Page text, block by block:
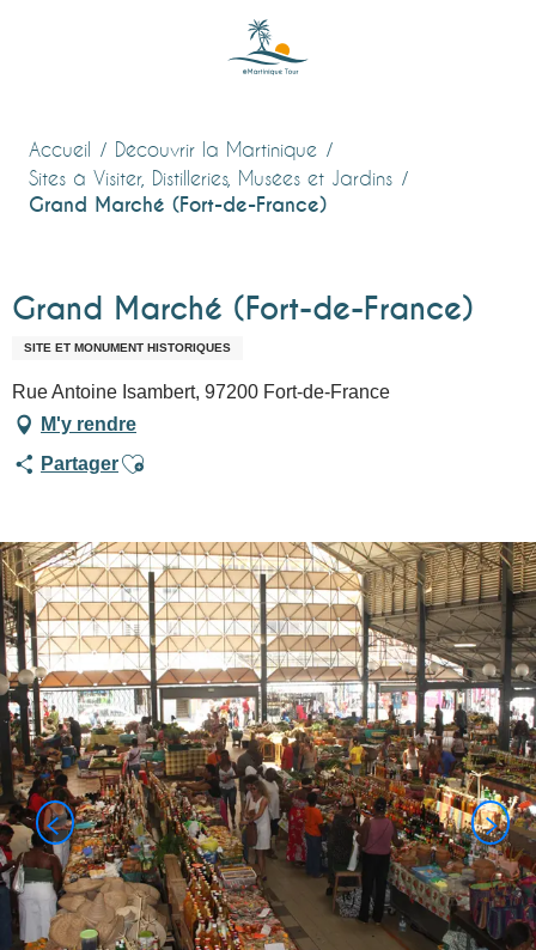
Accueil
Découvrir la Martinique
Sites à Visiter, Distilleries, Musées et Jardins
Grand Marché (Fort-de-France)
Grand Marché (Fort-de-France)
SITE ET MONUMENT HISTORIQUES
Rue Antoine Isambert, 97200 Fort-de-France
M'y rendre
PartagerAjouter aux favoris